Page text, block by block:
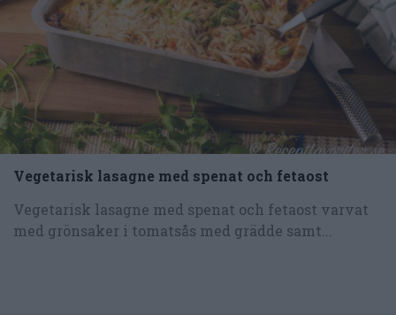
Vegetarisk lasagne med spenat och fetaost
Vegetarisk lasagne med spenat och fetaost varvat
med grönsaker i tomatsås med grädde samt...